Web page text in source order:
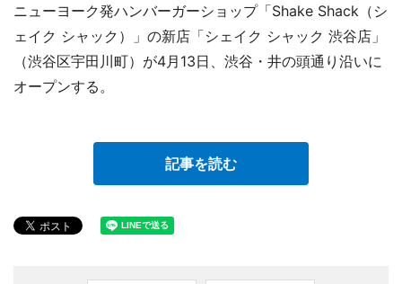
ニューヨーク発ハンバーガーショップ「Shake Shack（シ
ェイク シャック）」の新店「シェイク シャック 渋谷店」
（渋谷区宇田川町）が4月13日、渋谷・井の頭通り沿いに
オープンする。
記事を読む